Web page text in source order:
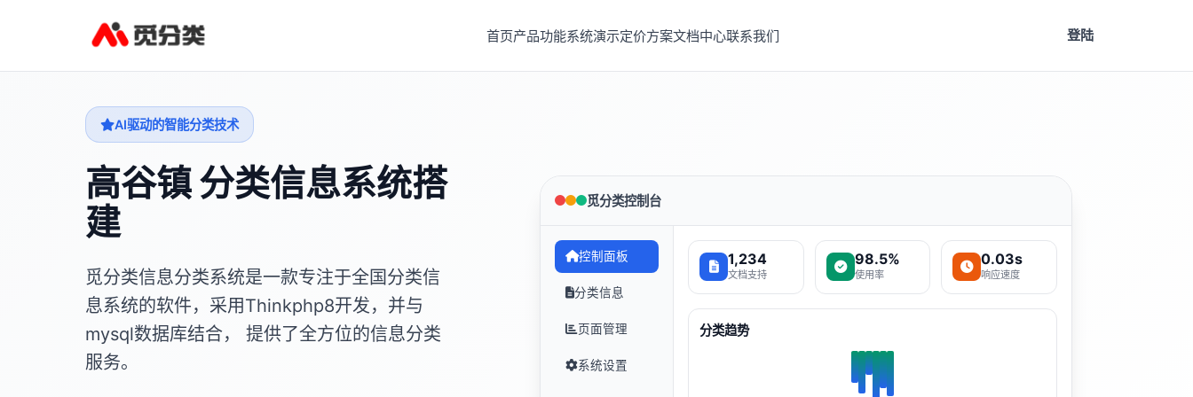
首页产品功能系统演示定价方案文档中心联系我们 登陆
AI驱动的智能分类技术
高谷镇 分类信息系统搭
建
觅分类信息分类系统是一款专注于全国分类信
息系统的软件，采用Thinkphp8开发，并与
mysql数据库结合， 提供了全方位的信息分类
服务。
觅分类控制台
控制面板
分类信息
页面管理
系统设置
1,234
文档支持
98.5%
使用率
0.03s
响应速度
分类趋势